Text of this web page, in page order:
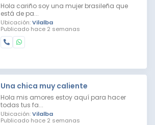
Hola cariño soy una mujer brasileña que
está de pa...
Ubicación:Vilalba
Publicado hace 2 semanas
Una chica muy caliente
Hola mis amores estoy aquí para hacer
todas tus fa...
Ubicación:Vilalba
Publicado hace 2 semanas